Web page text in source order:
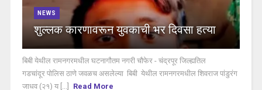
NEWS
शुल्लक कारणावरून युवकाची भर दिवसा हत्या
बिबी येथील रामनगरमधील घटनागौतम नगरी चौफेर - चंद्रपूर जिल्ह्यतिल
गडचांदूर पोलिस ठाणे जवळच असलेल्या बिबी येथील रामनगरमधील शिवराज पांडुरंग
जाधव (२१) य [...]
Read More